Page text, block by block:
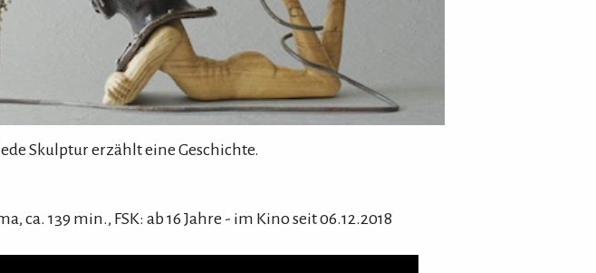
Skulptur erzählt eine Geschichte.
, ca. 139 min., FSK: ab 16 Jahre - im Kino seit 06.12.2018